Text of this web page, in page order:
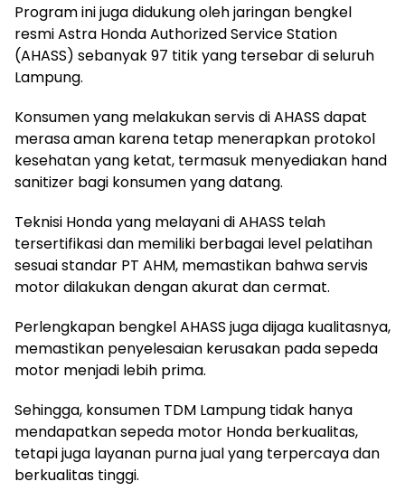
Program ini juga didukung oleh jaringan bengkel
resmi Astra Honda Authorized Service Station
(AHASS) sebanyak 97 titik yang tersebar di seluruh
Lampung.
Konsumen yang melakukan servis di AHASS dapat
merasa aman karena tetap menerapkan protokol
kesehatan yang ketat, termasuk menyediakan hand
sanitizer bagi konsumen yang datang.
Teknisi Honda yang melayani di AHASS telah
tersertifikasi dan memiliki berbagai level pelatihan
sesuai standar PT AHM, memastikan bahwa servis
motor dilakukan dengan akurat dan cermat.
Perlengkapan bengkel AHASS juga dijaga kualitasnya,
memastikan penyelesaian kerusakan pada sepeda
motor menjadi lebih prima.
Sehingga, konsumen TDM Lampung tidak hanya
mendapatkan sepeda motor Honda berkualitas,
tetapi juga layanan purna jual yang terpercaya dan
berkualitas tinggi.